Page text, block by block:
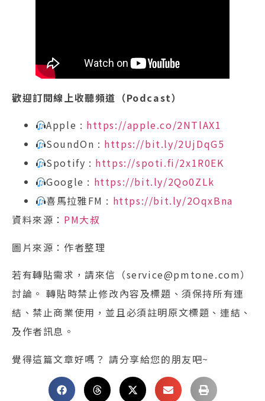
歡迎訂閱線上收聽頻道（Podcast）
Apple : https://apple.co/2NTlAX1
SoundOn : https://bit.ly/2UjDqG5
Spotify : https://spoti.fi/2x1R0EK
Google : https://bit.ly/2Qo0ZLk
喜馬拉雅FM : https://bit.ly/2OqxBna
資料來源： PM大叔
圖片來源：作者整理
若有轉貼需求，請來信（service@pmtone.com）
討論。 轉貼時禁止修改內容及標題、須保持所有連
結、禁止商業使用，並且必須註明原文標題、連結、
及作者訊息。
覺得這篇文章好嗎？ 請分享給您的朋友吧~